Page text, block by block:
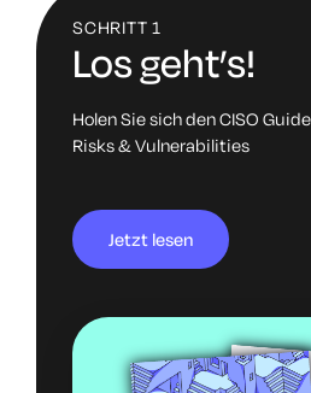
SCHRITT 1
Los geht’s!
Holen Sie sich den CISO
Risks & Vulnerabilities
Jetzt lesen